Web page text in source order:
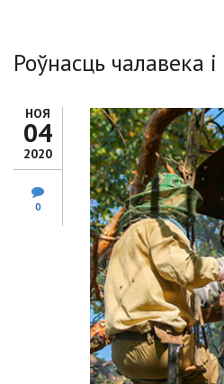
Роўнасць чалавека
НОЯ
04
2020
0